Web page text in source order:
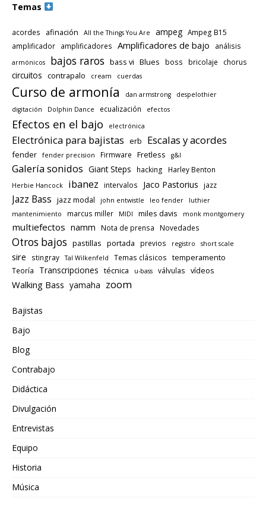
Temas
acordes afinación All the Things You Are ampeg Ampeg B15
amplificador
amplificadores Amplificadores de bajo análisis
armónicos bajos raros bass vi Blues boss bricolaje chorus
circuitos contrapalo cream cuerdas
Curso de armonía dan armstrong
despelothier
digitación
Dolphin Dance ecualización efectos
Efectos en el bajo electrónica
Electrónica para bajistas erb Escalas y acordes
fender fender precision Firmware Fretless g&l
Galería sonidos Giant Steps hacking Harley Benton
Herbie Hancock ibanez intervalos Jaco Pastorius jazz
Jazz Bass jazz modal john entwistle leo fender
luthier
mantenimiento
marcus miller MIDI miles davis monk montgomery
multiefectos namm Nota de prensa Novedades
Otros bajos pastillas portada previos registro short scale
sire stingray Tal Wilkenfeld Temas clásicos temperamento
Teoría Transcripciones técnica u-bass válvulas vídeos
Walking Bass yamaha zoom
Bajistas
Bajo
Blog
Contrabajo
Didáctica
Divulgación
Entrevistas
Equipo
Historia
Música